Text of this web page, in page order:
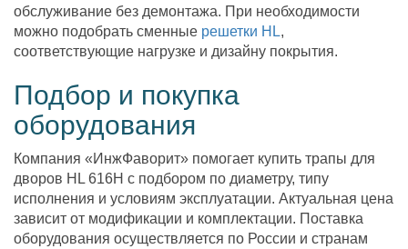
обслуживание без демонтажа. При необходимости
можно подобрать сменные решетки HL,
соответствующие нагрузке и дизайну покрытия.
Подбор и покупка
оборудования
Компания «ИнжФаворит» помогает купить трапы для
дворов HL 616H с подбором по диаметру, типу
исполнения и условиям эксплуатации. Актуальная цена
зависит от модификации и комплектации. Поставка
оборудования осуществляется по России и странам